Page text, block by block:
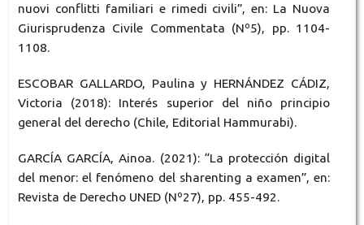
nuovi conflitti familiari e rimedi civili”, en: La Nuova
Giurisprudenza Civile Commentata (Nº5), pp. 1104-
1108.
ESCOBAR GALLARDO, Paulina y HERNÁNDEZ CÁDIZ,
Victoria (2018): Interés superior del niño principio
general del derecho (Chile, Editorial Hammurabi).
GARCÍA GARCÍA, Ainoa. (2021): “La protección digital
del menor: el fenómeno del sharenting a examen”, en:
Revista de Derecho UNED (Nº27), pp. 455-492.